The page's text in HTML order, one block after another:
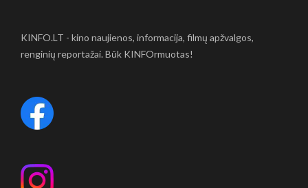
KINFO.LT - kino naujienos, informacija, filmų apžvalgos,
renginių reportažai. Būk KINFOrmuotas!